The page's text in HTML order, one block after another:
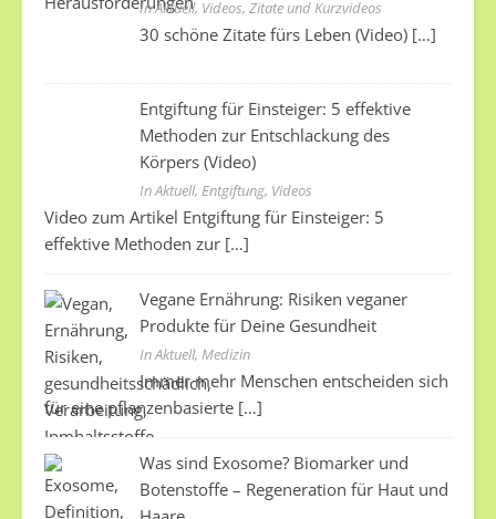
In Aktuell, Videos, Zitate und Kurzvideos
30 schöne Zitate fürs Leben (Video) […]
Entgiftung für Einsteiger: 5 effektive
Methoden zur Entschlackung des
Körpers (Video)
In Aktuell, Entgiftung, Videos
Video zum Artikel Entgiftung für Einsteiger: 5
effektive Methoden zur […]
Vegane Ernährung: Risiken veganer
Produkte für Deine Gesundheit
In Aktuell, Medizin
Immer mehr Menschen entscheiden sich
für eine pflanzenbasierte […]
Was sind Exosome? Biomarker und
Botenstoffe – Regeneration für Haut und